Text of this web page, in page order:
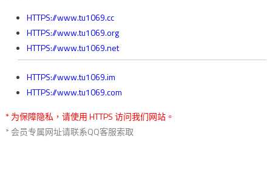
HTTPS://www.tu1069.cc
HTTPS://www.tu1069.org
HTTPS://www.tu1069.net
HTTPS://www.tu1069.im
HTTPS://www.tu1069.com
* 为保障隐私，请使用 HTTPS 访问我们网站。
* 会员专属网址请联系QQ客服索取